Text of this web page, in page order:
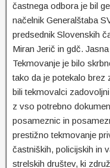
častnega odbora je bil
načelnik Generalštaba
predsednik Slovenskih
Miran Jerič in gdč.
Tekmovanje je bilo
tako da je potekalo brez
bili tekmovalci
z vso potrebno
posameznic in
prestižno tekmovanje
častniških, policijskih in
strelskih društev, ki